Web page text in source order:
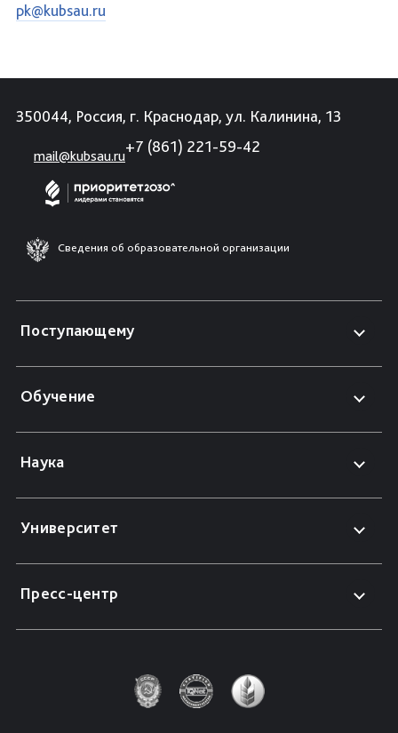
pk@kubsau.ru
350044, Россия, г. Краснодар, ул. Калинина, 13
mail@kubsau.ru
+7 (861) 221-59-42
Сведения об образовательной организации
Поступающему
Обучение
Наука
Университет
Пресс-центр